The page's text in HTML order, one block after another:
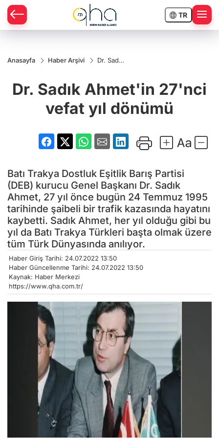
TR
Anasayfa Haber Arşivi
Dr. Sadık
vefat yıl
dönümü
Dr. Sadık Ahmet'in 27'nci
vefat yıl dönümü
Batı Trakya Dostluk Eşitlik Barış Partisi
(DEB) kurucu Genel Başkanı Dr. Sadık
Ahmet, 27 yıl önce bugün 24 Temmuz 1995
tarihinde şaibeli bir trafik kazasında hayatını
kaybetti. Sadık Ahmet, her yıl olduğu gibi bu
yıl da Batı Trakya Türkleri başta olmak üzere
tüm Türk Dünyasında anılıyor.
Haber Giriş Tarihi: 24.07.2022 13:50
Haber Güncellenme Tarihi: 24.07.2022 13:50
Kaynak: Haber Merkezi
https://www.qha.com.tr/